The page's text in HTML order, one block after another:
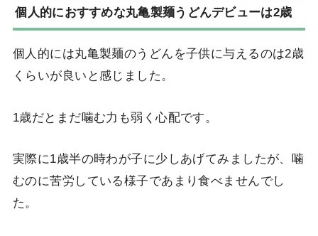
個人的におすすめな丸亀製麺うどんデビューは2歳
個人的には丸亀製麺のうどんを子供に与えるのは2歳
くらいが良いと感じました。
1歳だとまだ噛む力も弱く心配です。
実際に1歳半の時わが子に少しあげてみましたが、噛
むのに苦労している様子であまり食べませんでし
た。